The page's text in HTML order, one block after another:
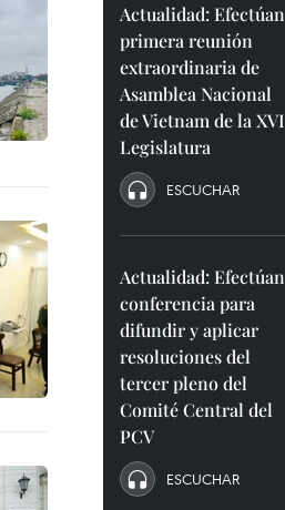
Actualidad: Efectúan
primera reunión
extraordinaria de
Asamblea Nacional
de Vietnam de la XVI
Legislatura
ESCUCHAR
Actualidad: Efectúan
conferencia para
difundir y aplicar
resoluciones del
tercer pleno del
Comité Central del
PCV
ESCUCHAR